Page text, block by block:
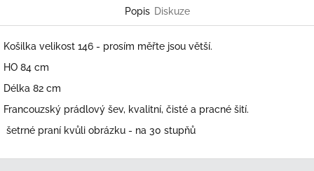
Popis Diskuze
Košilka velikost 146 - prosím měřte jsou větší.
HO 84 cm
Délka 82 cm
Francouzský prádlový šev, kvalitní, čisté a pracné šití.
šetrné praní kvůli obrázku - na 30 stupňů